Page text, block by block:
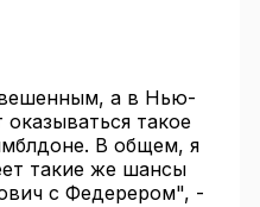
а в Нью-
такое
В общем, я
такие же шансы
с Федерером", -